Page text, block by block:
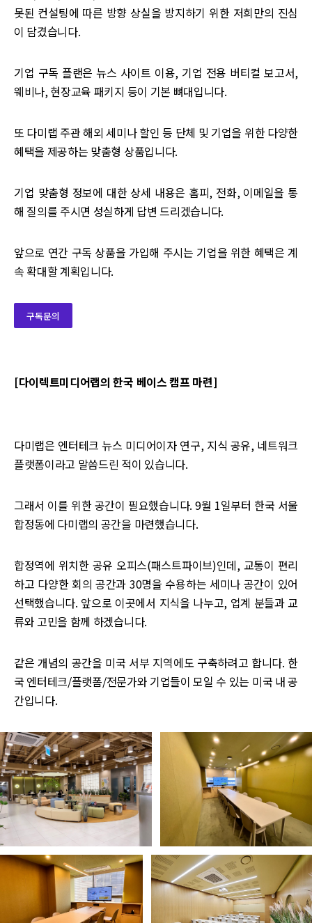
못된 컨설팅에 따른 방향 상실을 방지하기 위한 저희만의 진심
이 담겼습니다.
기업 구독 플랜은 뉴스 사이트 이용, 기업 전용 버티컬 보고서,
웨비나, 현장교육 패키지 등이 기본 뼈대입니다.
또 다미랩 주관 해외 세미나 할인 등 단체 및 기업을 위한 다양한
혜택을 제공하는 맞춤형 상품입니다.
기업 맞춤형 정보에 대한 상세 내용은 홈피, 전화, 이메일을 통
해 질의를 주시면 성실하게 답변 드리겠습니다.
앞으로 연간 구독 상품을 가입해 주시는 기업을 위한 혜택은 계
속 확대할 계획입니다.
구독문의
[다이렉트미디어랩의 한국 베이스 캠프 마련]
다미랩은 엔터테크 뉴스 미디어이자 연구, 지식 공유, 네트워크
플랫폼이라고 말씀드린 적이 있습니다.
그래서 이를 위한 공간이 필요했습니다. 9월 1일부터 한국 서울
합정동에 다미랩의 공간을 마련했습니다.
합정역에 위치한 공유 오피스(패스트파이브)인데, 교통이 편리
하고 다양한 회의 공간과 30명을 수용하는 세미나 공간이 있어
선택했습니다. 앞으로 이곳에서 지식을 나누고, 업계 분들과 교
류와 고민을 함께 하겠습니다.
같은 개념의 공간을 미국 서부 지역에도 구축하려고 합니다. 한
국 엔터테크/플랫폼/전문가와 기업들이 모일 수 있는 미국 내 공
간입니다.